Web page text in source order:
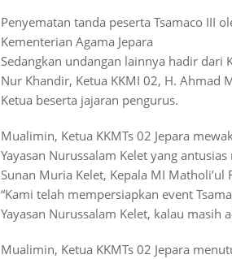
Penyematan tanda peserta Tsamaco III
Kementerian Agama Jepara
Sedangkan undangan lainnya hadir dari
Nur Khandir, Ketua KKMI 02, H. Ahmad
Ketua beserta jajaran pengurus.
Mualimin, Ketua KKMTs 02 Jepara
Yayasan Nurussalam Kelet yang
Sunan Muria Kelet, Kepala MI Matholi’ul
“Kami telah mempersiapkan event
Yayasan Nurussalam Kelet, kalau
Mualimin, Ketua KKMTs 02 Jepara